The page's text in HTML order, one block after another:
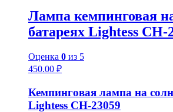
Лампа кемпинговая
батареях Lightess CH-
Оценка 0 из 5
450.00 ₽
Кемпинговая лампа на
Lightess CH-23059